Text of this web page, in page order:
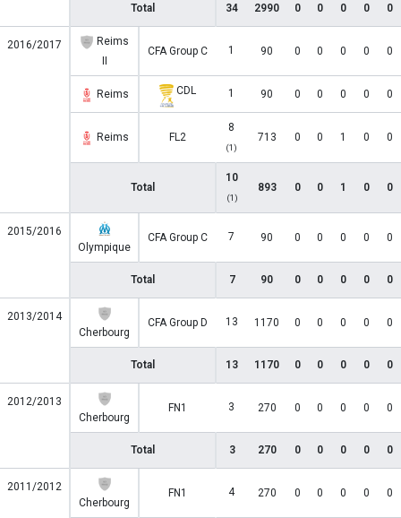
Total 34 2990 0 0 0 0 0
2016/2017
Reims
CFA Group C 1 90 0 0 0 0 0
Reims CDL 1 90 0 0 0 0 0
Reims FL2
8
(1)
713 0 0 1 0 0
Total
10
(1)
893 0 0 1 0 0
2015/2016
Olympique
CFA Group C 7 90 0 0 0 0 0
Total 7 90 0 0 0 0 0
2013/2014
Cherbourg
CFA Group D 13 1170 0 0 0 0 0
Total 13 1170 0 0 0 0 0
2012/2013
Cherbourg
FN1 3 270 0 0 0 0 0
Total 3 270 0 0 0 0 0
2011/2012
Cherbourg
FN1 4 270 0 0 0 0 0